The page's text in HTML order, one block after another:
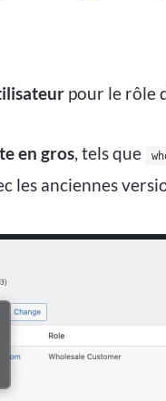
pour le rôle
en gros, tels que
les anciennes